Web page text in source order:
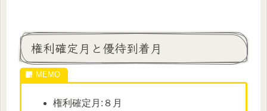
権利確定月と優待到着月
権利確定月:８月